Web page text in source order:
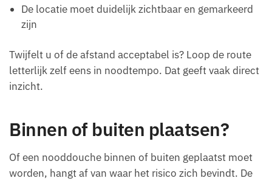
De locatie moet duidelijk zichtbaar en gemarkeerd
zijn
Twijfelt u of de afstand acceptabel is? Loop de route
letterlijk zelf eens in noodtempo. Dat geeft vaak direct
inzicht.
Binnen of buiten plaatsen?
Of een nooddouche binnen of buiten geplaatst moet
worden, hangt af van waar het risico zich bevindt. De